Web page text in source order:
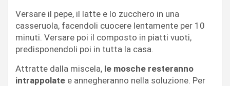
Versare il pepe, il latte e lo zucchero in una
casseruola, facendoli cuocere lentamente per 10
minuti. Versare poi il composto in piatti vuoti,
predisponendoli poi in tutta la casa.
Attratte dalla miscela, le mosche resteranno
intrappolate e annegheranno nella soluzione. Per